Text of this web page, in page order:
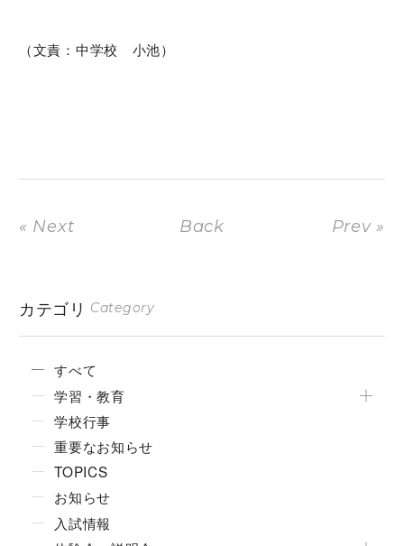
（文責：中学校 小池）
« Next Back Prev »
カテゴリ Category
すべて
学習・教育
学校行事
重要なお知らせ
TOPICS
お知らせ
入試情報